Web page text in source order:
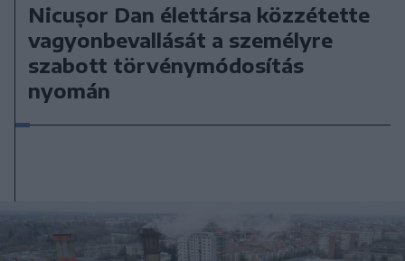
Nicușor Dan élettársa közzétette
vagyonbevallását a személyre
szabott törvénymódosítás
nyomán